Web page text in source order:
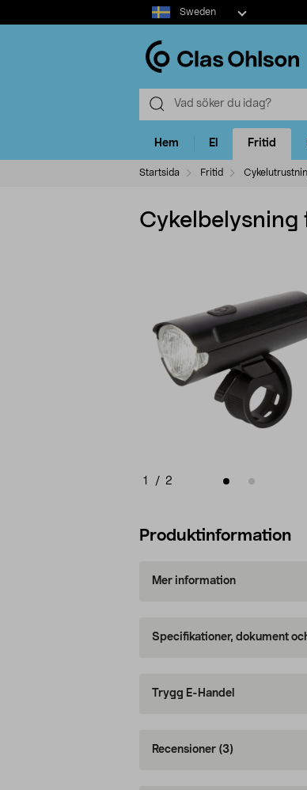
Select
market
Sweden
Hem El Fritid
Startsida Fritid
Cykelbelysning
1 / 2
Produktinformation
Mer information
Specifikationer, dokument
Trygg E-Handel
Recensioner (3)